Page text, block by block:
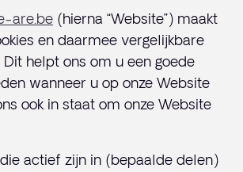
are.be (hierna “Website”) maakt
en daarmee vergelijkbare
Dit helpt ons om u een goede
wanneer u op onze Website
ook in staat om onze Website
actief zijn in (bepaalde delen)